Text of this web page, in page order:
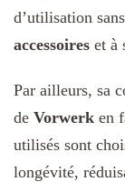
d’utilisation
accessoires et à
Par ailleurs, sa
de Vorwerk en
utilisés sont
longévité,